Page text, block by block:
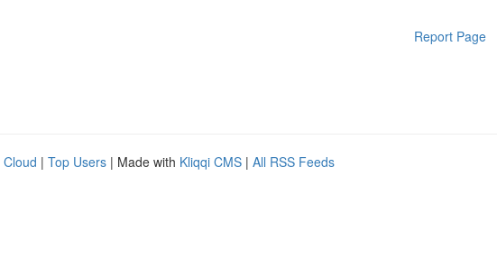
Report Page
Cloud | Top Users | Made with Kliqqi CMS | All RSS Feeds